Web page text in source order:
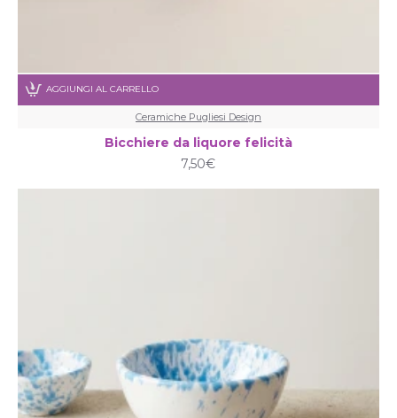
Ceramiche Pugliesi Design
Bicchiere da liquore felicità
7,50€
AGGIUNGI AL CARRELLO